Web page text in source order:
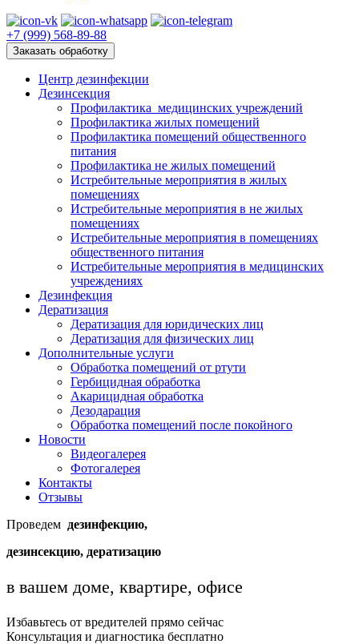
+7 (999) 568-89-88
Заказать обработку
Центр дезинфекции
Дезинсекция
Профилактика медицинских учреждений
Профилактика жилых помещений
Профилактика помещений общественного
питания
Профилактика не жилых помещений
Истребительные мероприятия в жилых
помещениях
Истребительные мероприятия в не жилых
помещениях
Истребительные мероприятия в помещениях
общественного питания
Истребительные мероприятия в медицинских
учреждениях
Дезинфекция
Дератизация
Дератизация для юридических лиц
Дератизация для физических лиц
Дополнительные услуги
Обработка помещений от ртути
Гербицидная обработка
Акарицидная обработка
Дезодарация
Обработка помещений после покойного
Новости
Видеогалерея
Фотогалерея
Контакты
Отзывы
Проведем дезинфекцию,
дезинсекцию, дератизацию
в вашем доме, квартире, офисе
Избавьтесь от вредителей прямо сейчас
Консультация и диагностика бесплатно